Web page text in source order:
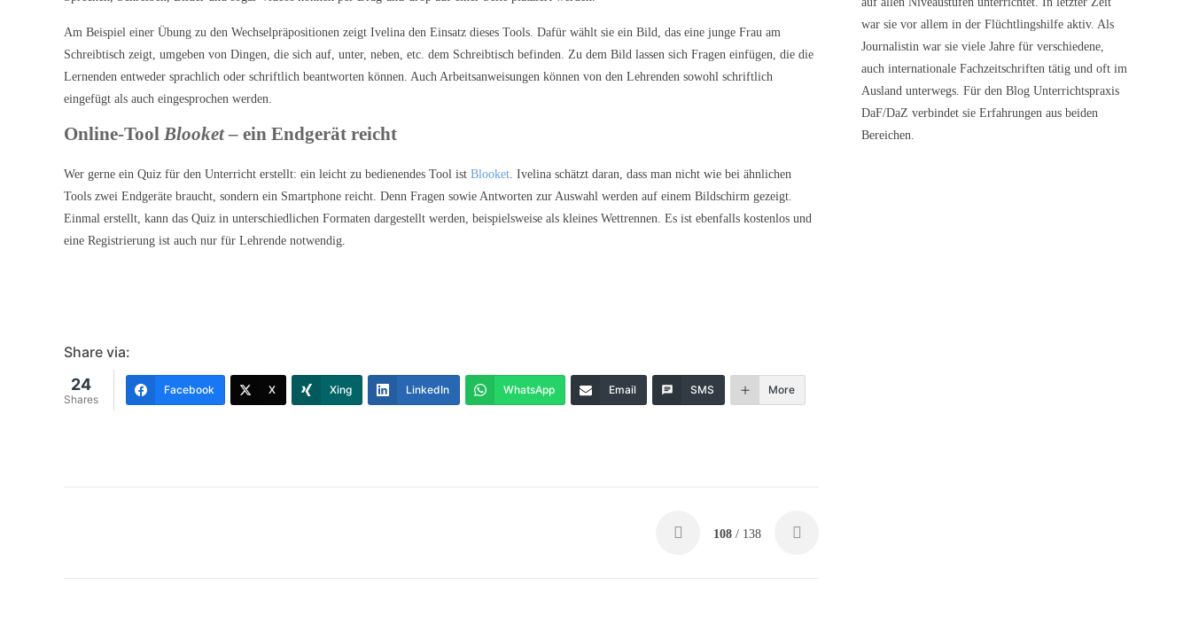
Am Beispiel einer Übung zu den Wechselpräpositionen zeigt Ivelina den Einsatz dieses Tools. Dafür wählt sie ein Bild, das eine junge Frau am
Schreibtisch zeigt, umgeben von Dingen, die sich auf, unter, neben, etc. dem Schreibtisch befinden. Zu dem Bild lassen sich Fragen einfügen, die die
Lernenden entweder sprachlich oder schriftlich beantworten können. Auch Arbeitsanweisungen können von den Lehrenden sowohl schriftlich
eingefügt als auch eingesprochen werden.
Online-Tool Blooket– ein Endgerät reicht
Wer gerne ein Quiz für den Unterricht erstellt: ein leicht zu bedienendes Tool ist Blooket. Ivelina schätzt daran, dass man nicht wie bei ähnlichen
Tools zwei Endgeräte braucht, sondern ein Smartphone reicht. Denn Fragen sowie Antworten zur Auswahl werden auf einem Bildschirm gezeigt.
Einmal erstellt, kann das Quiz in unterschiedlichen Formaten dargestellt werden, beispielsweise als kleines Wettrennen. Es ist ebenfalls kostenlos und
eine Registrierung ist auch nur für Lehrende notwendig.
Share via:
24
Shares
Facebook X Xing LinkedIn WhatsApp Email SMS More
108 / 138
war sie vor allem in der Flüchtlingshilfe aktiv. Als
Journalistin war sie viele Jahre für verschiedene,
auch internationale Fachzeitschriften tätig und oft im
Ausland unterwegs. Für den Blog Unterrichtspraxis
DaF/DaZ verbindet sie Erfahrungen aus beiden
Bereichen.